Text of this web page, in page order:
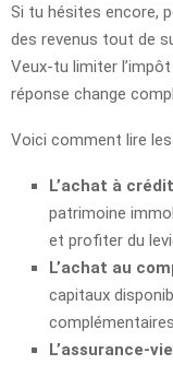
Si tu hésites encore,
des revenus tout de
Veux-tu limiter
réponse change
Voici comment lire
L’achat à crédit
patrimoine
et profiter du
L’achat au
capitaux
L’assurance-vie